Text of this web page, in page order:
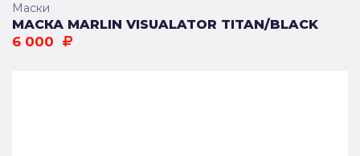
Маски
МАСКА MARLIN VISUALATOR TITAN/BLACK
6 000